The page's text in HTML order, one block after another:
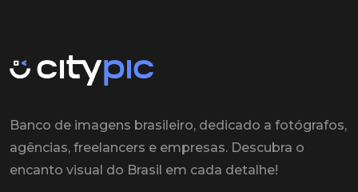
Banco de imagens brasileiro, dedicado a fotógrafos,
agências, freelancers e empresas. Descubra o
encanto visual do Brasil em cada detalhe!